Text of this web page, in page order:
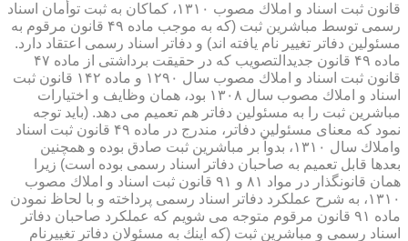
قانون ثبت اسناد و املاك مصوب ۱۳۱۰، كماكان به ثبت توأمان اسناد
رسمی توسط مباشرین ثبت (كه به موجب ماده ۴۹ قانون مرقوم به
مسئولین دفاتر تغییر نام یافته اند) و دفاتر اسناد رسمی اعتقاد دارد.
ماده ۴۹ قانون جدیدالتصویب كه در حقیقت برداشتی از ماده ۴۷
قانون ثبت اسناد و املاك مصوب سال ۱۲۹۰ و ماده ۱۴۲ قانون ثبت
اسناد و املاك مصوب سال ۱۳۰۸ بود، همان وظایف و اختیارات
مباشرین ثبت را به مسئولین دفاتر هم تعمیم می دهد. (باید توجه
نمود كه معنای مسئولین دفاتر، مندرج در ماده ۴۹ قانون ثبت اسناد
واملاك سال ۱۳۱۰، بدواً بر مباشرین ثبت صادق بوده و همچنین
بعدها قابل تعمیم به صاحبان دفاتر اسناد رسمی بوده است) زیرا
همان قانونگذار در مواد ۸۱ و ۹۱ قانون ثبت اسناد و املاك مصوب
۱۳۱۰، به شرح عملكرد دفاتر اسناد رسمی پرداخته و با لحاظ نمودن
ماده ۹۱ قانون مرقوم متوجه می شویم كه عملكرد صاحبان دفاتر
اسناد رسمی و مباشرین ثبت (كه اینك به مسئولان دفاتر تغییرنام